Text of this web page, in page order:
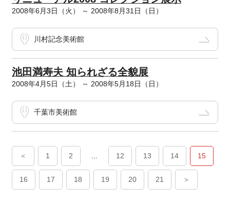
2008年6月3日（火） ～ 2008年8月31日（日）
川村記念美術館
池田満寿夫 知られざる全貌展
2008年4月5日（土） ～ 2008年5月18日（日）
千葉市美術館
＜ 1 2 12 13 14 15
16 17 18 19 20 21 ＞